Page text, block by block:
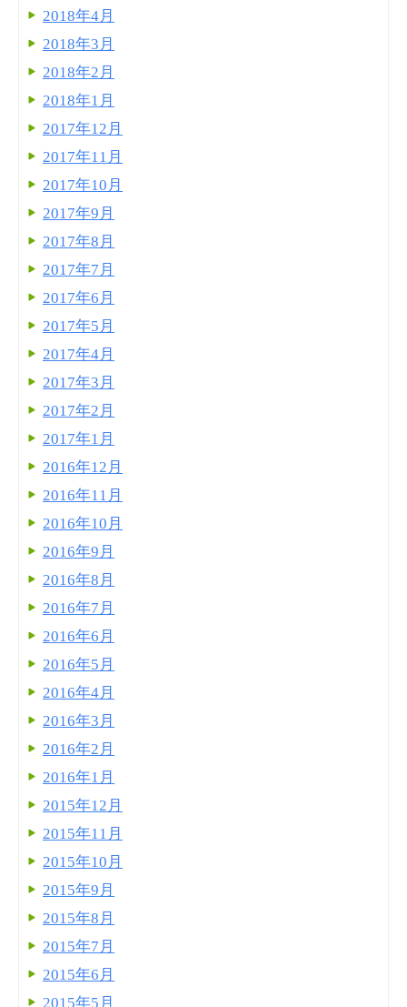
2018年4月
2018年3月
2018年2月
2018年1月
2017年12月
2017年11月
2017年10月
2017年9月
2017年8月
2017年7月
2017年6月
2017年5月
2017年4月
2017年3月
2017年2月
2017年1月
2016年12月
2016年11月
2016年10月
2016年9月
2016年8月
2016年7月
2016年6月
2016年5月
2016年4月
2016年3月
2016年2月
2016年1月
2015年12月
2015年11月
2015年10月
2015年9月
2015年8月
2015年7月
2015年6月
2015年5月